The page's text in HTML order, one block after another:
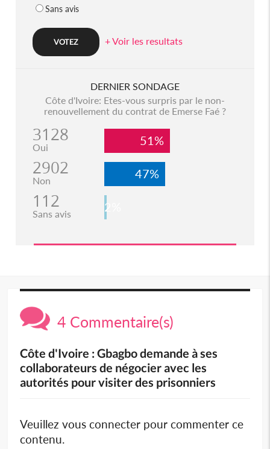
Sans avis
+ Voir les resultats
DERNIER SONDAGE
Côte d'Ivoire: Etes-vous surpris par le non-
renouvellement du contrat de Emerse Faé ?
3128
Oui 51%
2902
Non 47%
112
Sans avis 2%
4 Commentaire(s)
Côte d'Ivoire : Gbagbo demande à ses
collaborateurs de négocier avec les
autorités pour visiter des prisonniers
Veuillez vous connecter pour commenter ce
contenu.